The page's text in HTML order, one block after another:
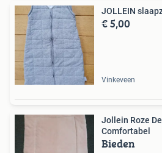
JOLLEIN
€ 5,00
Vinkeveen
Jollein Roze
Comfortabel
Bieden